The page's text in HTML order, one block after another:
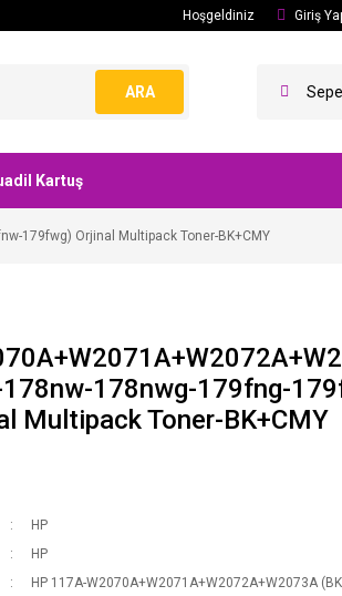
Hoşgeldiniz Giriş
ARA
Kartuş
179fwg) Orjinal Multipack Toner-BK+CMY
178nwg-179fng-
Multipack Toner-BK+CMY
HP
HP
HP 117A-W2070A+W2071A+W2072A+W2073A